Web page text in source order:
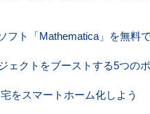
フト「Mathematica」を無料
ェクトをブーストする5つの
をスマートホーム化しよう